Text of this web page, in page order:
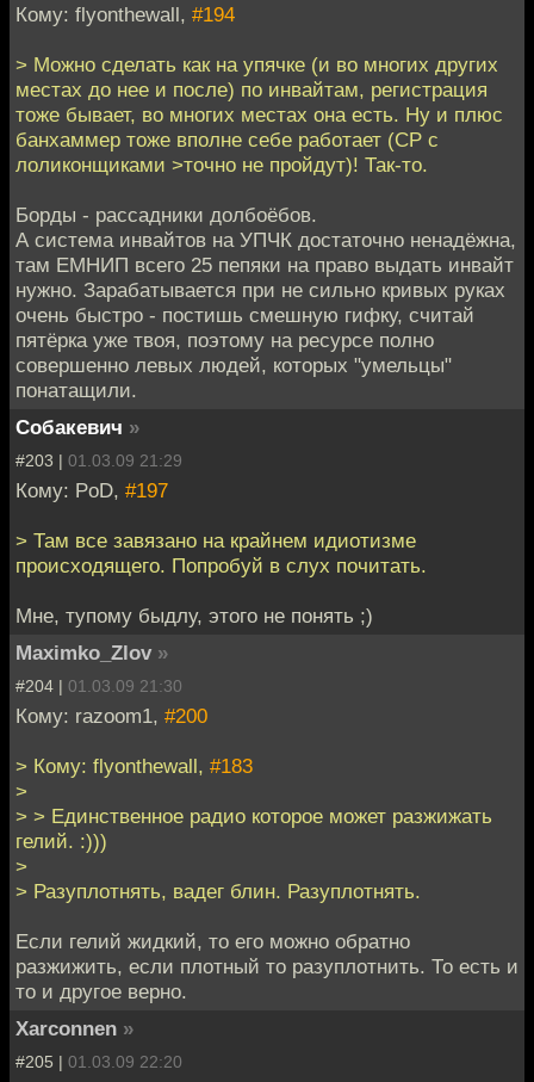
Кому: flyonthewall, #194
> Можно сделать как на упячке (и во многих других
местах до нее и после) по инвайтам, регистрация
тоже бывает, во многих местах она есть. Ну и плюс
банхаммер тоже вполне себе работает (CP с
лоликонщиками >точно не пройдут)! Так-то.
Борды - рассадники долбоёбов.
А система инвайтов на УПЧК достаточно ненадёжна,
там ЕМНИП всего 25 пепяки на право выдать инвайт
нужно. Зарабатывается при не сильно кривых руках
очень быстро - постишь смешную гифку, считай
пятёрка уже твоя, поэтому на ресурсе полно
совершенно левых людей, которых "умельцы"
понатащили.
Собакевич »
#203 | 01.03.09 21:29
Кому: PoD, #197
> Там все завязано на крайнем идиотизме
происходящего. Попробуй в слух почитать.
Мне, тупому быдлу, этого не понять ;)
Maximko_Zlov »
#204 | 01.03.09 21:30
Кому: razoom1, #200
> Кому: flyonthewall, #183
>
> > Единственное радио которое может разжижать
гелий. :)))
>
> Разуплотнять, вадег блин. Разуплотнять.
Если гелий жидкий, то его можно обратно
разжижить, если плотный то разуплотнить. То есть и
то и другое верно.
Xarconnen »
#205 | 01.03.09 22:20